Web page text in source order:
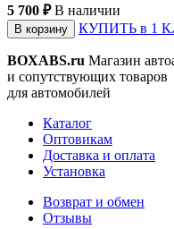
5 700 ₽ В наличии
В корзину КУПИТЬ в 1
BOXABS.ru Магазин
и сопутствующих товаров
для автомобилей
Каталог
Оптовикам
Доставка и оплата
Установка
Возврат и обмен
Отзывы